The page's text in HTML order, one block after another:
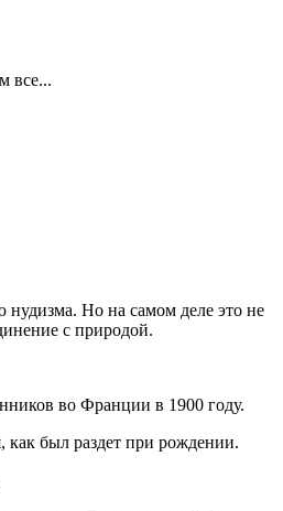
все...
Но на самом деле это не
с природой.
во Франции в 1900 году.
как был раздет при рождении.